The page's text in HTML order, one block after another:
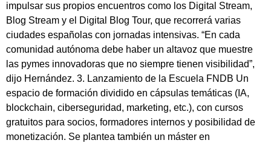
impulsar sus propios encuentros como los Digital Stream,
Blog Stream y el Digital Blog Tour, que recorrerá varias
ciudades españolas con jornadas intensivas. “En cada
comunidad autónoma debe haber un altavoz que muestre
las pymes innovadoras que no siempre tienen visibilidad”,
dijo Hernández. 3. Lanzamiento de la Escuela FNDB Un
espacio de formación dividido en cápsulas temáticas (IA,
blockchain, ciberseguridad, marketing, etc.), con cursos
gratuitos para socios, formadores internos y posibilidad de
monetización. Se plantea también un máster en